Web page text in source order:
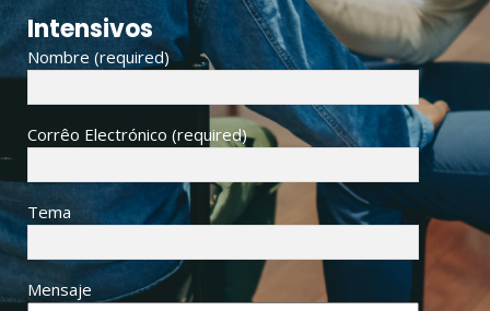
Intensivos
Nombre (required)
Corrêo Electrónico (required)
Tema
Mensaje